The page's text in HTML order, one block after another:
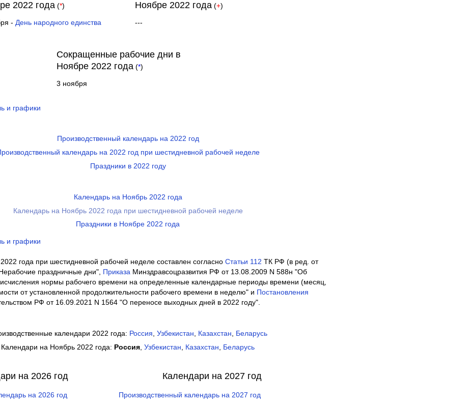
2022 года (*)
-День народного единства
Ноябре 2022 года(+)
---
Сокращенные рабочие дни в
Ноябре 2022 года (*)
3 ноября
и графики
Производственный календарь на 2022 год
календарь на 2022 год при шестидневной рабочей неделе
Праздники в 2022 году
Календарь на Ноябрь 2022 года
Календарь на Ноябрь 2022 года при шестидневной рабочей неделе
Праздники в Ноябре 2022 года
и графики
года при шестидневной рабочей неделе составлен согласноCтатьи 112 ТК РФ (в ред. от
праздничные дни", Приказа Минздравсоцразвития РФ от 13.08.2009 N 588н "Об
нормы рабочего времени на определенные календарные периоды времени (месяц,
от установленной продолжительности рабочего времени в неделю" и Постановления
РФ от 16.09.2021 N 1564 "О переносе выходных дней в 2022 году".
календари 2022 года: Россия, Узбекистан, Казахстан, Беларусь
Календари на Ноябрь 2022 года: Россия, Узбекистан, Казахстан, Беларусь
на 2026 год
на 2026 год
Календари на 2027 год
Производственный календарь на 2027 год